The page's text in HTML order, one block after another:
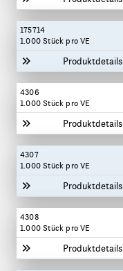
175714
1.000 Stück pro VE
Produktdetails
4306
1.000 Stück pro VE
Produktdetails
4307
1.000 Stück pro VE
Produktdetails
4308
1.000 Stück pro VE
Produktdetails